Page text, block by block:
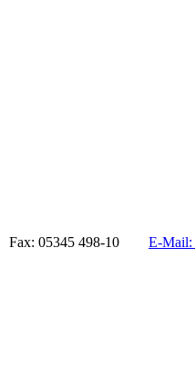
Fax: 05345 498-10 E-Mail: